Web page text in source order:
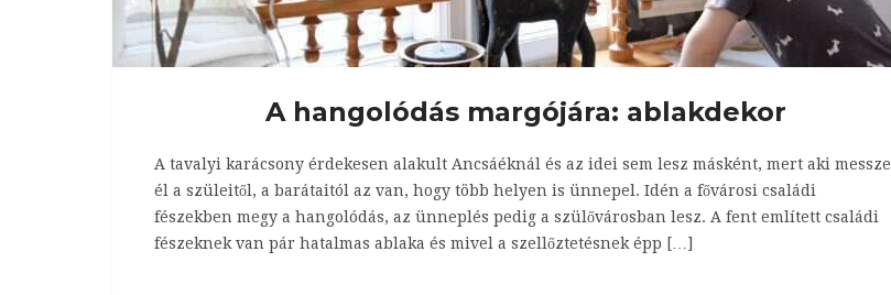
A hangolódás margójára: ablakdekor
A tavalyi karácsony érdekesen alakult Ancsáéknál és az idei sem lesz másként, mert aki messze
él a szüleitől, a barátaitól az van, hogy több helyen is ünnepel. Idén a fővárosi családi
fészekben megy a hangolódás, az ünneplés pedig a szülővárosban lesz. A fent említett családi
fészeknek van pár hatalmas ablaka és mivel a szellőztetésnek épp […]